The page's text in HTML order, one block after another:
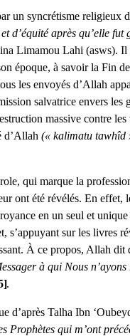
un syncrétisme religieux
d’équité après qu’elle fut
Limamou Lahi (asws). Il
époque, à savoir la Fin
les envoyés d’Allah
salvatrice envers les
massive contre les
d’Allah (« kalimatu tawhîd
qui marque la
ont été révélés. En effet,
en un seul et
s’appuyant sur les livres
À ce propos, Allah dit
à qui Nous
.
d’après Talha Ibn
Prophètes qui m’ont